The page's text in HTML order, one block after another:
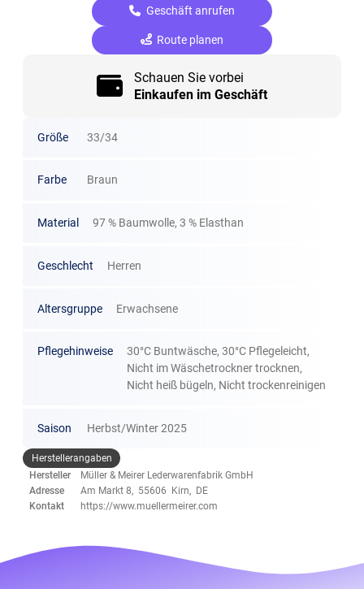
Geschäft anrufen
Route planen
Schauen Sie vorbei
Einkaufen im Geschäft
Größe 33/34
Farbe Braun
Material 97 % Baumwolle, 3 % Elasthan
Geschlecht Herren
Altersgruppe Erwachsene
Pflegehinweise
30°C Buntwäsche, 30°C Pflegeleicht,
Nicht im Wäschetrockner trocknen,
Nicht heiß bügeln, Nicht trockenreinigen
Saison Herbst/Winter 2025
Herstellerangaben
Hersteller
Müller & Meirer Lederwarenfabrik GmbH
Adresse
Am Markt 8, 55606 Kirn, DE
Kontakt
https://www.muellermeirer.com